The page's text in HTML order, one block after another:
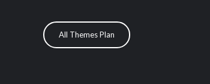
All Themes Plan